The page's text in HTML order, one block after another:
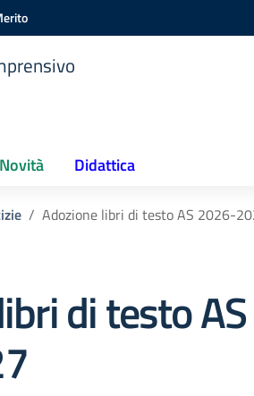
Novità Didattica
Adozione libri di testo AS 2026-
di testo AS